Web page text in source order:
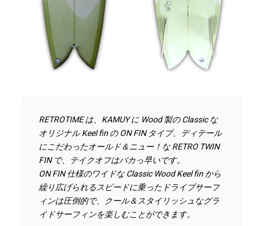
RETROTIME は、KAMUY に Wood 製の Classic な
オリジナル Keel fin の ON FIN タイプ、ディテール
にこだわったオールド＆ニュー！な RETRO TWIN
FIN で、テイクオフはバカっ早いです。
ON FIN 仕様のワイドな Classic Wood Keel fin から
繰り広げられるスピードに乗ったドライブサーフ
ィンは圧倒的で、クール＆スタイリッシュなグラ
イドサーフィンを楽しむことができます。